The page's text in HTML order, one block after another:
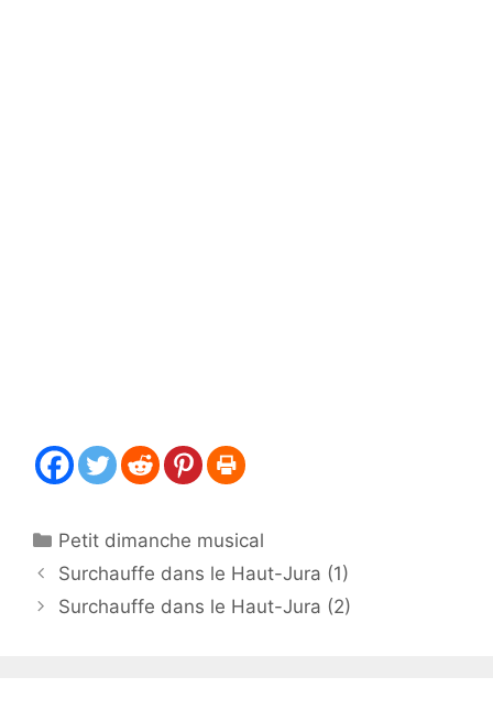
Catégories
Petit dimanche musical
Surchauffe dans le Haut-Jura (1)
Surchauffe dans le Haut-Jura (2)